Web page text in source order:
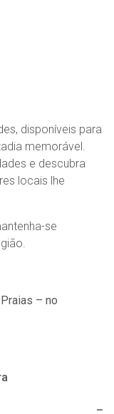
disponíveis para
memorável.
e descubra
locais lhe
se
– no
Vilamoura
Quarteira –